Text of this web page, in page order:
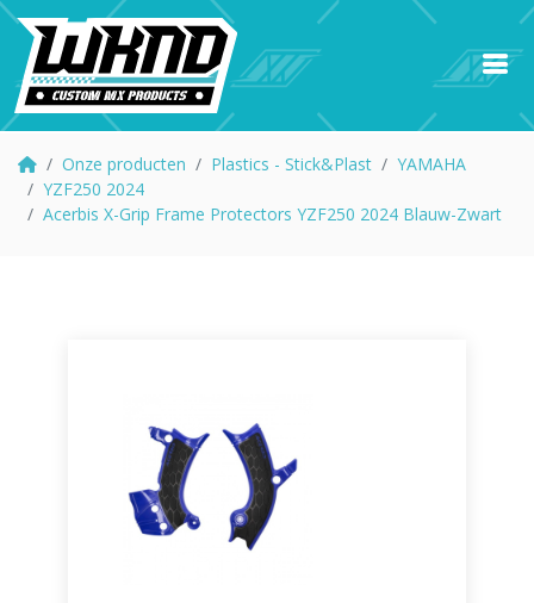
Onze producten Plastics - Stick&Plast
YAMAHA
YZF250 2024
Acerbis X-Grip Frame Protectors YZF250 2024 Blauw-Zwart